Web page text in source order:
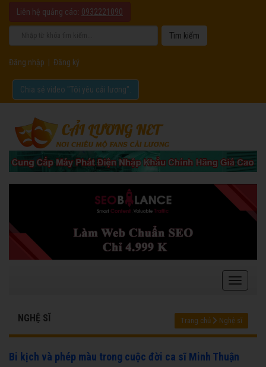
Liên hệ quảng cáo: 0932221090
Đăng nhập Đăng ký
Chia sẻ video "Tôi yêu cải lương".
NGHỆ SĨ Trang chủ Nghệ sĩ
Bi kịch và phép màu trong cuộc đời ca sĩ Minh Thuận